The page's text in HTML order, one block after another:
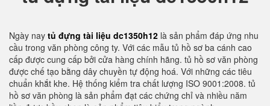
Ngày nay tủ đựng tài liệu dc1350h12 là sản phẩm đáp ứng nhu
cầu trong văn phòng công ty. Với các mẫu tủ hồ sơ ba cánh cao
cấp được cung cấp bởi cửa hàng chính hãng. tủ hồ sơ văn phòng
được chế tạo bằng dây chuyền tự động hoá. Với những các tiêu
chuẩn khắt khe. Hệ thống kiểm tra chất lượng ISO 9001:2008. tủ
hồ sơ văn phòng là sản phẩm đạt các chứng chỉ và nhiều năm